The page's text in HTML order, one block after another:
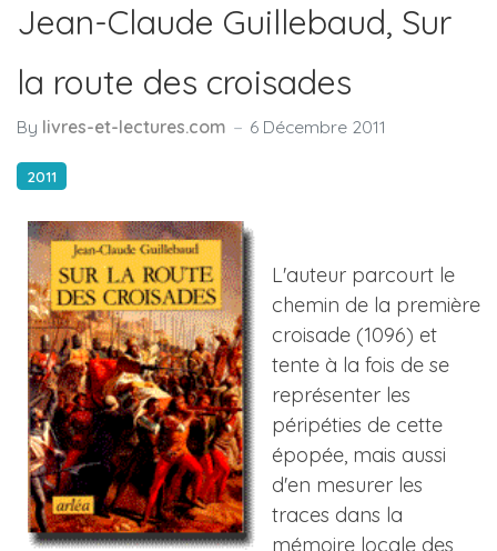
Jean-Claude Guillebaud, Sur
la route des croisades
By livres-et-lectures.com 6 Décembre 2011
2011
L'auteur parcourt le
chemin de la première
croisade (1096) et
tente à la fois de se
représenter les
péripéties de cette
épopée, mais aussi
d'en mesurer les
traces dans la
mémoire locale des